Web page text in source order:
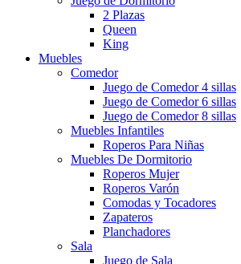
2 Plazas
Queen
King
Muebles
Comedor
Juego de Comedor 4 sillas
Juego de Comedor 6 sillas
Juego de Comedor 8 sillas
Muebles Infantiles
Roperos Para Niñas
Muebles De Dormitorio
Roperos Mujer
Roperos Varón
Comodas y Tocadores
Zapateros
Planchadores
Sala
Juego de Sala